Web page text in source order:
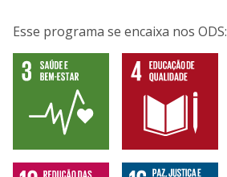
Esse programa se encaixa nos ODS: